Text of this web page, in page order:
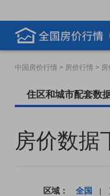
中国房价行情 > 房价行情 >
住区和城市配套数
房价数据
区域： 全国